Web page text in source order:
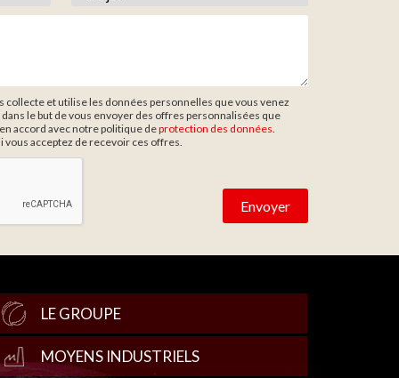
collecte et utilise les données personnelles que vous venez
le but de vous envoyer des offres personnalisées que
accord avec notre politique deprotection des données.
vous acceptez de recevoir ces offres.
LE GROUPE
MOYENS INDUSTRIELS